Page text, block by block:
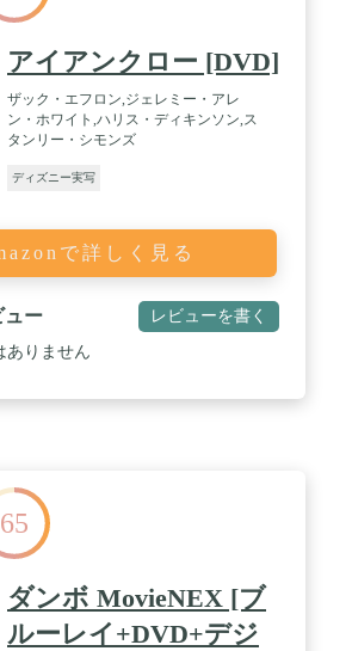
アイアンクロー [DVD]
ザック・エフロン,ジェレミー・アレ
ン・ホワイト,ハリス・ディキンソン,ス
タンリー・シモンズ
ディズニー実写
で詳しく見る
ュー レビューを書く
ありません
65
ダンボ MovieNEX [ブ
ルーレイ+DVD+デジ